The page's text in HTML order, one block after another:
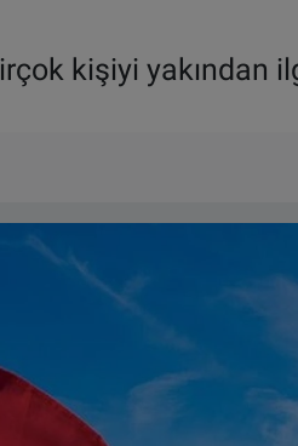
kişiyi yakından